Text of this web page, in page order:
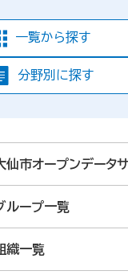
一覧から探す
分野別に探す
仙市オープンデータ
ループ一覧
織一覧
見つか